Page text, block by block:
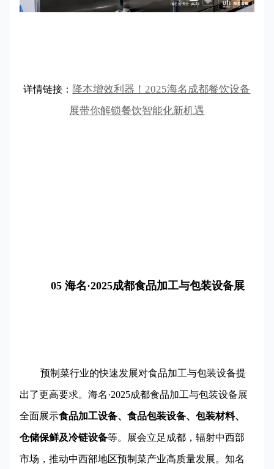
详情链接： 降本增效利器！2025海名成都餐饮设备
展带你解锁餐饮智能化新机遇
05 海名·2025成都食品加工与包装设备展
预制菜行业的快速发展对食品加工与包装设备提
出了更高要求。海名·2025成都食品加工与包装设备展
全面展示食品加工设备、食品包装设备、包装材料、
仓储保鲜及冷链设备等。展会立足成都，辐射中西部
市场，推动中西部地区预制菜产业高质量发展。知名